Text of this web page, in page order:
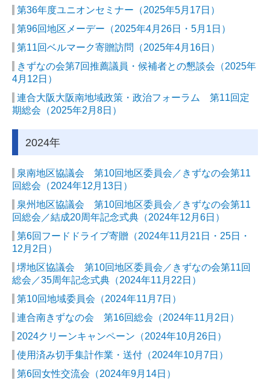
第36年度ユニオンセミナー （2025年5月17日）
第96回地区メーデー（2025年4月26日・5月1日）
第11回ベルマーク寄贈訪問（2025年4月16日）
きずなの会第7回推薦議員・候補者との懇談会（2025年
4月12日）
連合大阪大阪南地域政策・政治フォーラム 第11回定
期総会（2025年2月8日）
2024年
泉南地区協議会 第10回地区委員会／きずなの会第11
回総会 （2024年12月13日）
泉州地区協議会 第10回地区委員会／きずなの会第11
回総会／結成20周年記念式典 （2024年12月6日）
第6回フードドライブ寄贈 （2024年11月21日・25日・
12月2日）
堺地区協議会 第10回地区委員会／きずなの会第11回
総会／35周年記念式典 （2024年11月22日）
第10回地域委員会 （2024年11月7日）
連合南きずなの会 第16回総会 （2024年11月2日）
2024クリーンキャンペーン （2024年10月26日）
使用済み切手集計作業・送付 （2024年10月7日）
第6回女性交流会 （2024年9月14日）